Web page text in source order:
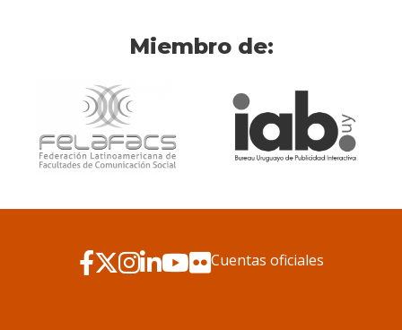
Miembro de:
Cuentas oficiales